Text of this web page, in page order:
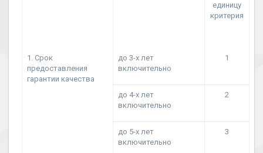
единицу
критерия
1. Срок
предоставления
гарантии качества
до 3-х лет
включительно
1
до 4-х лет
включительно
2
до 5-х лет
включительно
3